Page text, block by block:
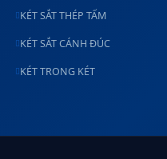
KÉT SẮT THÉP TẤM
KÉT SẮT CÁNH ĐÚC
KÉT TRONG KÉT